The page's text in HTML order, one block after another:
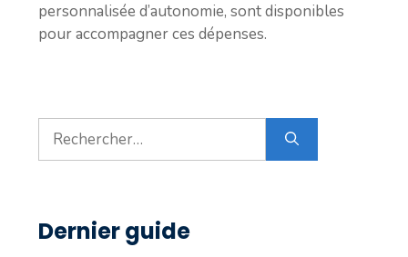
personnalisée d’autonomie, sont disponibles
pour accompagner ces dépenses.
Rechercher :
Dernier guide